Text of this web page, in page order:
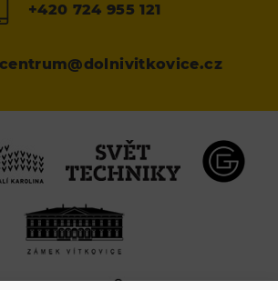
+420 724 955 121